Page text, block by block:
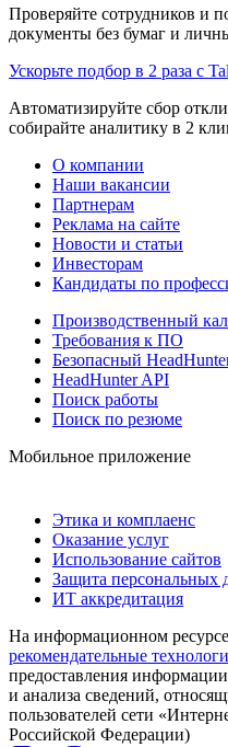
Проверяйте сотрудников и
документы без бумаг и
Ускорьте подбор в 2 раза с
Автоматизируйте сбор
собирайте аналитику в 2
О компании
Наши вакансии
Партнерам
Реклама на сайте
Новости и статьи
Инвесторам
Кандидаты по
Производственный
Требования к ПО
Безопасный
HeadHunter API
Поиск работы
Поиск по резюме
Мобильное приложение
Этика и комплаенс
Оказание услуг
Использование сайтов
Защита персональных
ИТ аккредитация
На информационном
рекомендательные
предоставления
и анализа сведений,
пользователей сети
Российской Федерации)